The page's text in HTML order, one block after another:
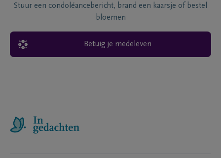
Stuur een condoléancebericht, brand een kaarsje of bestel
bloemen
Betuig je medeleven